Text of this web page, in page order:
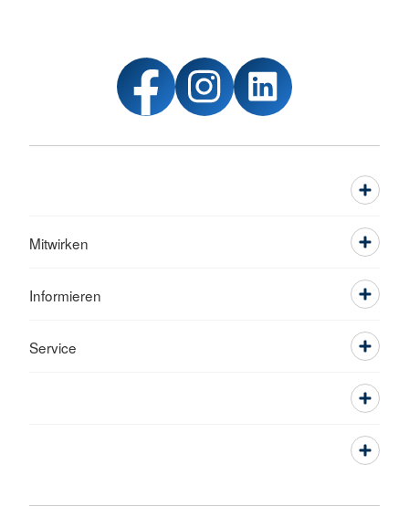
Mitwirken
Informieren
Service